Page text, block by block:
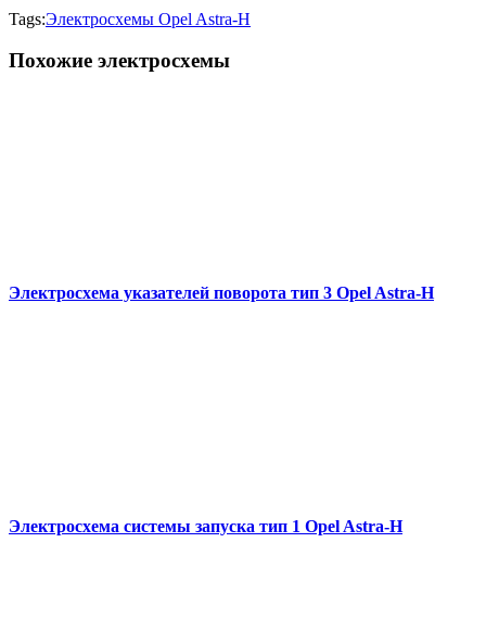
Tags:Электросхемы Opel Astra-H
Похожие электросхемы
Электросхема указателей поворота тип 3 Opel Astra-H
Электросхема системы запуска тип 1 Opel Astra-H